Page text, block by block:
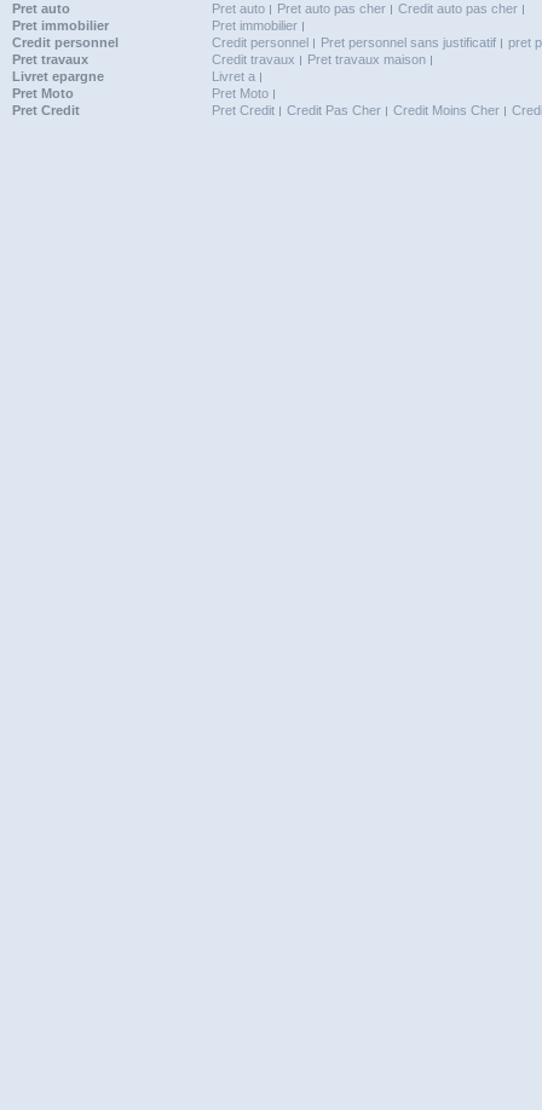
Pret auto Pret auto Pret auto pas cher
Credit auto pas cher
Pret immobilier
Pret immobilier
Credit personnel
Credit personnel Pret personnel sans justificatif
pret
Pret travaux
Credit travaux
Pret travaux maison
Livret epargne
Livret a
Pret Moto
Pret Moto
Pret Credit
Pret Credit Credit Pas Cher Credit Moins Cher